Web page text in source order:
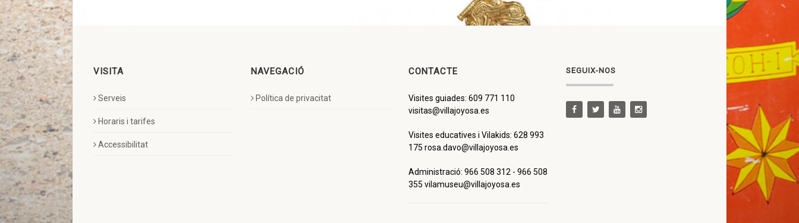
VISITA
Serveis
Horaris i tarifes
Accessibilitat
NAVEGACIÓ
Política de privacitat
CONTACTE
Visites guiades: 609 771 110
visitas@villajoyosa.es
Visites educatives i Vilakids: 628 993
175 rosa.davo@villajoyosa.es
Administració: 966 508 312 - 966 508
355 vilamuseu@villajoyosa.es
SEGUIX-NOS